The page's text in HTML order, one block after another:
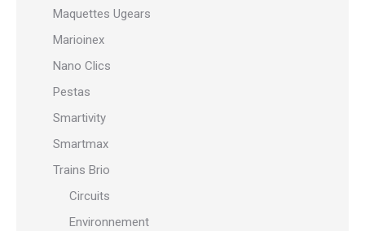
Maquettes Ugears
Marioinex
Nano Clics
Pestas
Smartivity
Smartmax
Trains Brio
Circuits
Environnement